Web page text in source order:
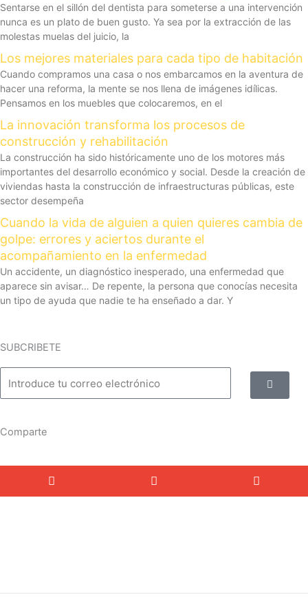
Sentarse en el sillón del dentista para someterse a una intervención
nunca es un plato de buen gusto. Ya sea por la extracción de las
molestas muelas del juicio, la
Los mejores materiales para cada tipo de habitación
Cuando compramos una casa o nos embarcamos en la aventura de
hacer una reforma, la mente se nos llena de imágenes idílicas.
Pensamos en los muebles que colocaremos, en el
La innovación transforma los procesos de
construcción y rehabilitación
La construcción ha sido históricamente uno de los motores más
importantes del desarrollo económico y social. Desde la creación de
viviendas hasta la construcción de infraestructuras públicas, este
sector desempeña
Cuando la vida de alguien a quien quieres cambia de
golpe: errores y aciertos durante el
acompañamiento en la enfermedad
Un accidente, un diagnóstico inesperado, una enfermedad que
aparece sin avisar… De repente, la persona que conocías necesita
un tipo de ayuda que nadie te ha enseñado a dar. Y
SUBCRIBETE
Enviar
Comparte